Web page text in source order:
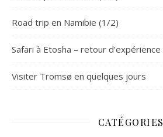
Road trip en Namibie (1/2)
Safari à Etosha – retour d’expérience
Visiter Tromsø en quelques jours
CATÉGORIES